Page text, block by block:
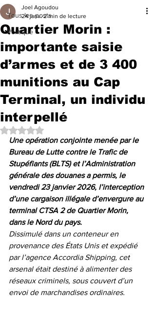
Tous les posts
Politique
Quartier Morin :
importante saisie
d’armes et de 3 400
munitions au Cap
Terminal, un individu
interpellé
Joel Agoudou
24 janv. 2 min de lecture
Noté NaN étoiles sur 5.
Une opération conjointe menée par le
Bureau de Lutte contre le Trafic de
Stupéfiants (BLTS) et l’Administration
générale des douanes a permis, le
vendredi 23 janvier 2026, l’interception
d’une cargaison illégale d’envergure au
terminal CTSA 2 de Quartier Morin,
dans le Nord du pays.
Dissimulé dans un conteneur en
provenance des États Unis et expédié
par l’agence Accordia Shipping, cet
arsenal était destiné à alimenter des
réseaux criminels, sous couvert d’un
envoi de marchandises ordinaires.